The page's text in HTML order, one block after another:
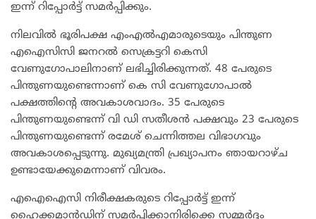
ഇന്ന് റിപ്പോര്‍ട്ട് സമര്‍പ്പിക്കും.
നിലവില്‍ ഭൂരിപക്ഷ എംഎല്‍എമാരുടെയും പിന്തുണ
എഐസിസി ജനറല്‍ സെക്രട്ടറി കെസി
വേണുഗോപാലിനാണ് ലഭിച്ചിരിക്കുന്നത്. 48 പേരുടെ
പിന്തുണയുണ്ടെന്നാണ് കെ സി വേണുഗോപാല്‍
പക്ഷത്തിന്റെ അവകാശവാദം. 35 പേരുടെ
പിന്തുണയുണ്ടെന്ന് വി ഡി സതീശന്‍ പക്ഷവും 23 പേരുടെ
പിന്തുണയുണ്ടെന്ന് രമേശ് ചെന്നിത്തല വിഭാഗവും
അവകാശപ്പെടുന്നു. മുഖ്യമന്ത്രി പ്രഖ്യാപനം ഞായറാഴ്ച
ഉണ്ടായേക്കുമെന്നാണ് വിവരം.
എഐഐസി നിരീക്ഷകരുടെ റിപ്പോര്‍ട്ട് ഇന്ന്
ഹൈക്കമാന്‍ഡിന് സമര്‍പ്പിക്കാനിരിക്കെ സമ്മര്‍ദ്ദം